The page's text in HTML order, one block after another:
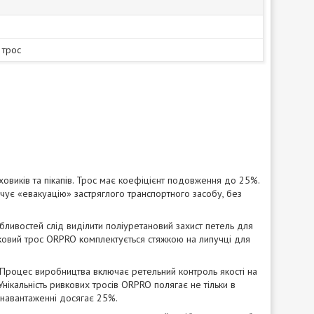
та пікапів. Трос має коефіцієнт подовження до 25%.
«евакуацію» застряглого транспортного засобу, без
слід виділити поліуретановий захист петель для
трос ORPRO комплектується стяжкою на липучці для
виробництва включає ретельний контроль якості на
ривкових тросів ORPRO полягає не тільки в
досягає 25%.